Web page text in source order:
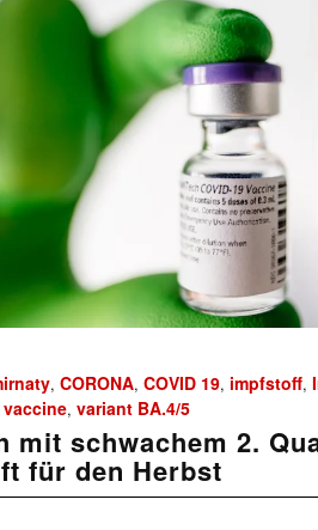
, CORONA, COVID 19, impfstoff,
vaccine, variant BA.4/5
mit schwachem 2.
für den Herbst